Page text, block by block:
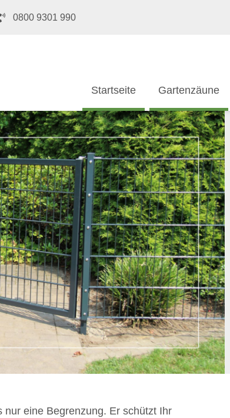
0800 9301 990
Startseite Gartenzäune
eine Begrenzung. Er schützt Ihr